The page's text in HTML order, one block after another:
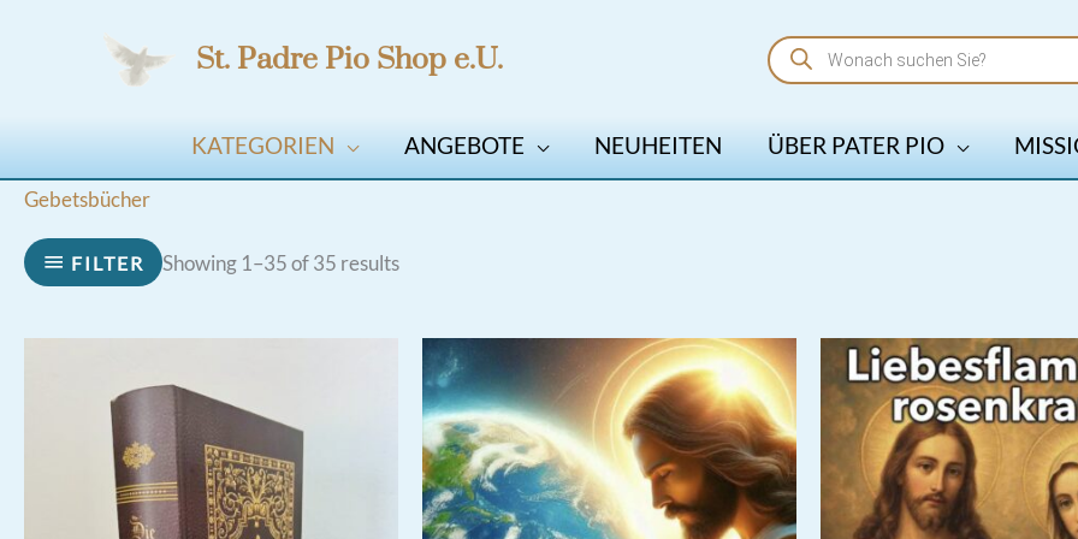
St. Padre Pio Shop e.U.
Products
search
KATEGORIEN ANGEBOTE NEUHEITEN ÜBER PATER PIO
Gebetsbücher
FILTER Showing 1–35 of 35 results